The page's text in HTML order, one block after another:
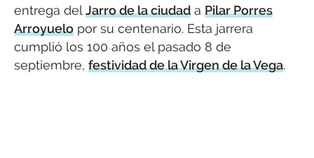
entrega del Jarro de la ciudad a Pilar Porres
Arroyuelo por su centenario. Esta jarrera
cumplió los 100 años el pasado 8 de
septiembre, festividad de la Virgen de la Vega.